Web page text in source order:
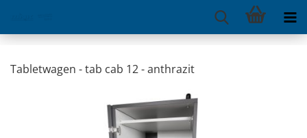
Tabletwagen - tab cab 12 - anthrazit